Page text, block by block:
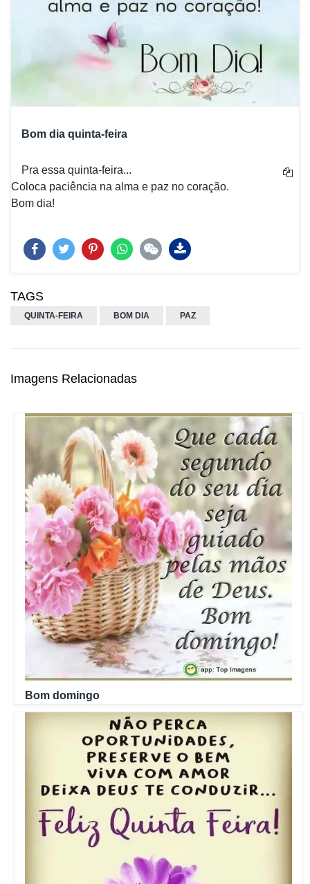
Bom dia quinta-feira
Pra essa quinta-feira...
Coloca paciência na alma e paz no coração.
Bom dia!
TAGS
QUINTA-FEIRA BOM DIA PAZ
Imagens Relacionadas
Bom domingo